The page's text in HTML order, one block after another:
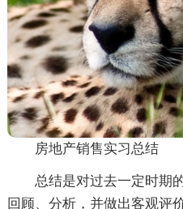
房地产销售实习总结
总结是对过去一定时期
回顾、分析，并做出客观评